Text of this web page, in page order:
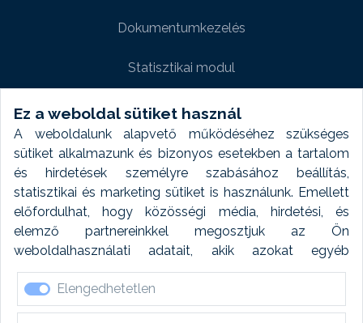
Ez a weboldal sütiket használ
A weboldalunk alapvető működéséhez szükséges
sütiket alkalmazunk és bizonyos esetekben a tartalom
és hirdetések személyre szabásához beállítás,
statisztikai és marketing sütiket is használunk. Emellett
előfordulhat, hogy közösségi média, hirdetési, és
elemző partnereinkkel megosztjuk az Ön
weboldalhasználati adatait, akik azokat egyéb
forrásokból gyűjtött adatokkal kombinálhatják. A sütik
elfogadásával kapcsolatosan naplózást végzünk és
ezen adatokat 6 hónap után automatikusan töröljük. A
Elengedhetetlen
Dokumentumkezelés
Statisztikai modul
Weboldal modul
Fényképtár extra modul
Autómosó modul
Feladatütemezés